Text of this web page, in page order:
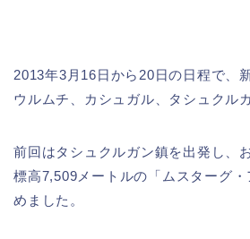
2013年3月16日から20日の日程で、
ウルムチ、カシュガル、タシュクル
前回はタシュクルガン鎮を出発し、
標高7,509メートルの「ムスターグ
めました。